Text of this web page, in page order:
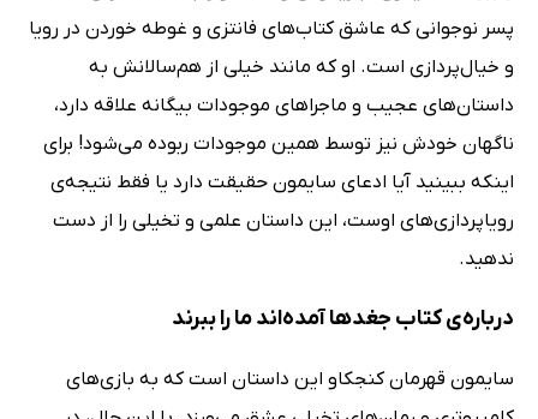
پسر نوجوانی که عاشق کتاب‌های فانتزی و غوطه خوردن در رویا
و خیال‌پردازی است. او که مانند خیلی از هم‌سالانش به
داستان‌های عجیب و ماجراهای موجودات بیگانه علاقه دارد،
ناگهان خودش نیز توسط همین موجودات ربوده می‌شود! برای
اینکه ببینید آیا ادعای سایمون حقیقت دارد یا فقط نتیجه‌ی
رویاپردازی‌های اوست، این داستان علمی و تخیلی را از دست
ندهید.
درباره‌ی کتاب جغدها آمده‌اند ما را ببرند
سایمون قهرمان کنجکاو این داستان است که به بازی‌های